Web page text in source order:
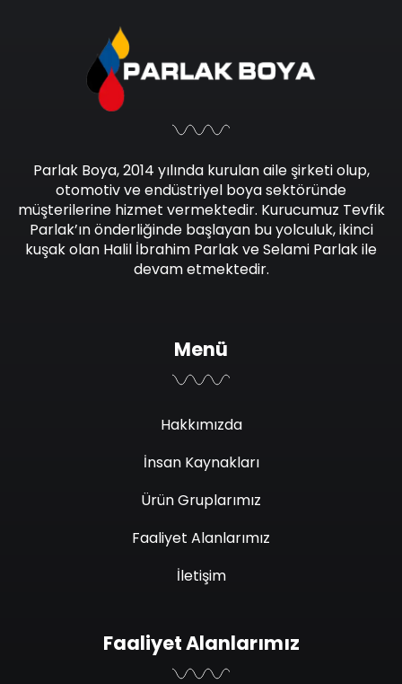
Parlak Boya, 2014 yılında kurulan aile şirketi olup,
otomotiv ve endüstriyel boya sektöründe
müşterilerine hizmet vermektedir. Kurucumuz Tevfik
Parlak’ın önderliğinde başlayan bu yolculuk, ikinci
kuşak olan Halil İbrahim Parlak ve Selami Parlak ile
devam etmektedir.
Menü
Hakkımızda
İnsan Kaynakları
Ürün Gruplarımız
Faaliyet Alanlarımız
İletişim
Faaliyet Alanlarımız